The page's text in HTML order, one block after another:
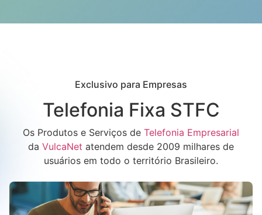
Exclusivo para Empresas
Telefonia Fixa STFC
Os Produtos e Serviços de Telefonia Empresarial
da VulcaNet atendem desde 2009 milhares de
usuários em todo o território Brasileiro.